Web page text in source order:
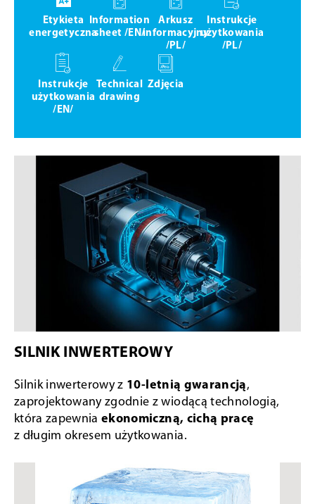
Etykieta
energetyczna
Information
sheet /EN/
Arkusz
informacyjny
/PL/
Instrukcje
użytkowania
/PL/
Instrukcje
użytkowania
/EN/
Technical
drawing
Zdjęcia
SILNIK INWERTEROWY
Silnik inwerterowy z 10-letnią gwarancją,
zaprojektowany zgodnie z wiodącą technologią,
która zapewniaekonomiczną, cichą pracę
z długim okresem użytkowania.